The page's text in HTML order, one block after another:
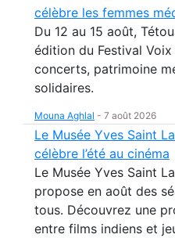
célèbre les femmes
Du 12 au 15 août,
édition du Festival Voix
concerts, patrimoine
solidaires.
Mouna Aghlal - 7 août 2026
Le Musée Yves Saint
célèbre l’été au cinéma
Le Musée Yves Saint
propose en août des
tous. Découvrez une
entre films indiens et